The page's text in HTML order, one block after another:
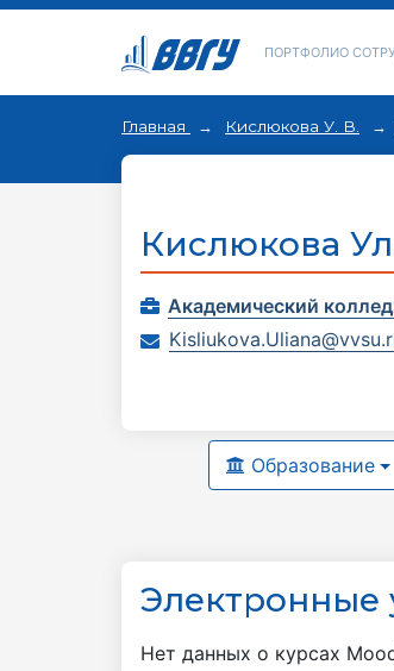
ПОРТФОЛИО
Главная Кислюкова У. В.
Кислюкова
Академический
Образование
Электронные
Нет данных о курсах